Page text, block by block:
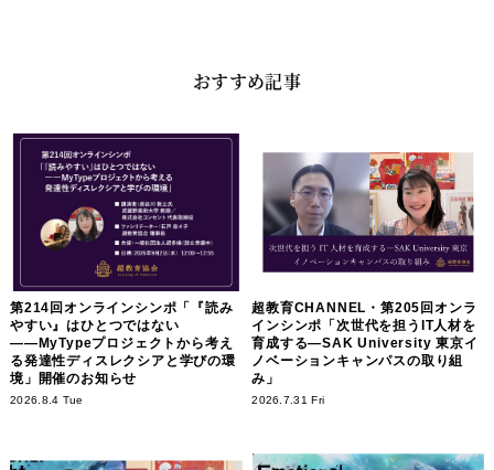
おすすめ記事
第214回オンラインシンポ「『読み
やすい』はひとつではない
――MyTypeプロジェクトから考え
る発達性ディスレクシアと学びの環
境」開催のお知らせ
2026.8.4 Tue
超教育CHANNEL・第205回オンラ
インシンポ「次世代を担うIT人材を
育成する―SAK University 東京イ
ノベーションキャンパスの取り組
み」
2026.7.31 Fri